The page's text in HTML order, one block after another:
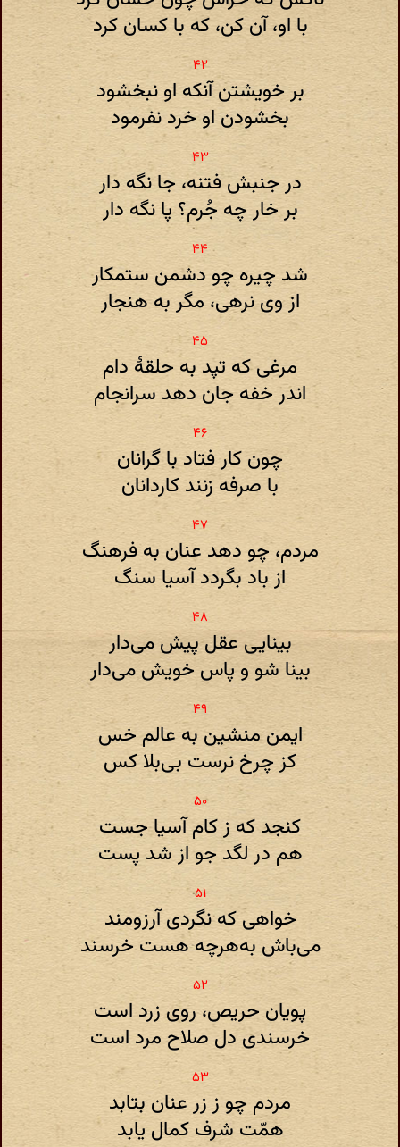
با او، آن کن، که با کسان کرد
بر خویشتن آنکه او نبخشود
بخشودن او خرد نفرمود
در جنبش فتنه، جا نگه دار
بر خار چه جُرم‌؟ پا نگه دار
شد چیره چو دشمن ستمکار
از وی نرهی، مگر به هنجار
مرغی که تپد به حلقهٔ دام
اندر خفه جان دهد سرانجام
چون کار فتاد با گرانان
با صرفه زنند کاردانان
مردم، چو دهد عنان به فرهنگ
از باد بگردد آسیا سنگ
بینایی عقل پیش می‌دار
بینا شو و پاس خویش می‌دار
ایمن منشین به عالم خس
کز چرخ نرست بی‌بلا کس
کنجد که ز کام آسیا جست
هم در لگد جو از شد پست
خواهی که نگردی آرزومند
می‌باش به‌هر‌چه هست خرسند
پویان حریص، روی زرد است
خرسندی دل صلاح مرد است
مردم چو ز زر عنان بتابد
همّت شرف کمال یابد